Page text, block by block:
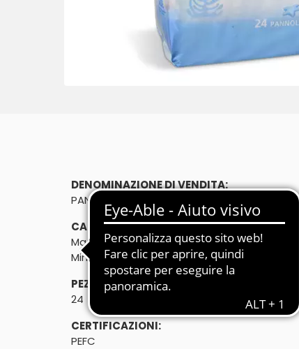
DENOMINAZIONE DI VENDITA:
PANNOLINI MINI
CARATTERISTICHE:
Maggiore vestibilità
Mini 3-6 Kg - taglia 2
PEZZI:
24
CERTIFICAZIONI:
PEFC